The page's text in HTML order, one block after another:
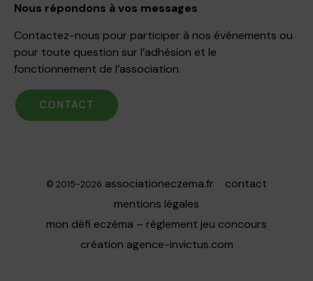
Nous répondons à vos messages
Contactez-nous pour participer à nos événements ou
pour toute question sur l’adhésion et le
fonctionnement de l’association.
CONTACT
© 2015-2026 associationeczema.fr
contact
mentions légales
mon défi eczéma – règlement jeu concours
création agence-invictus.com